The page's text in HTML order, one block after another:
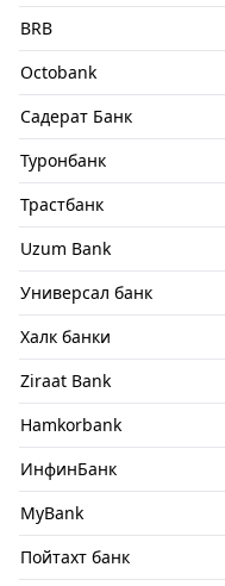
BRB
Octobank
Садерат Банк
Туронбанк
Трастбанк
Uzum Bank
Универсал банк
Халк банки
Ziraat Bank
Hamkorbank
ИнфинБанк
MyBank
Пойтахт банк